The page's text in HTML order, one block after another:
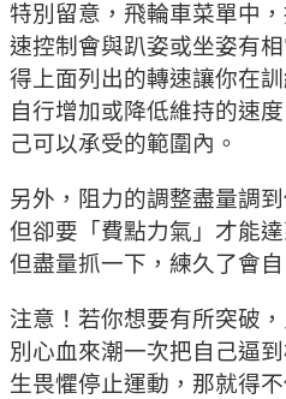
特別留意，飛輪車菜單中
速控制會與趴姿或坐姿有
得上面列出的轉速讓你在
自行增加或降低維持的速
己可以承受的範圍內。
另外，阻力的調整盡量調
但卻要「費點力氣」才能
但盡量抓一下，練久了會
注意！若你想要有所突破
別心血來潮一次把自己逼
生畏懼停止運動，那就得不